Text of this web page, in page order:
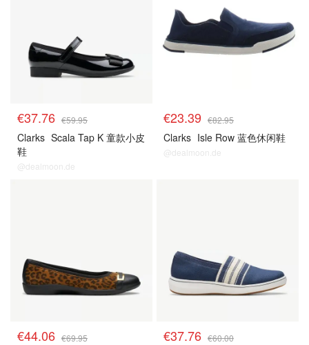
€37.76 €59.95
Clarks Scala Tap K 童款小皮
鞋
@dealmoon.de
€23.39 €82.95
Clarks Isle Row 蓝色休闲鞋
@dealmoon.de
€44.06 €69.95 €37.76 €60.00